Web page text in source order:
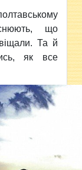
що
Та й
як все